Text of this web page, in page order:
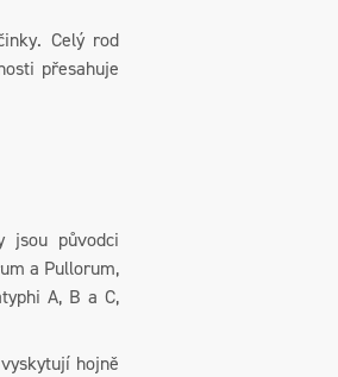
Celý rod
přesahuje
jsou původci
a Pullorum,
A, B a C,
hojně